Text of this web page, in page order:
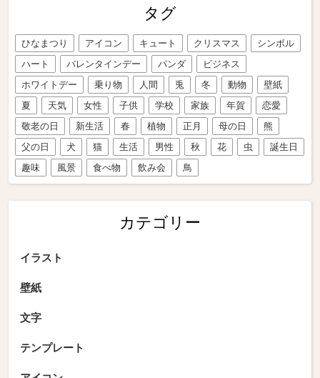
タグ
ひなまつり アイコン キュート クリスマス
シンボル
ハート
バレンタインデー パンダ
ビジネス
ホワイトデー
乗り物 人間 兎 冬 動物
壁紙
夏
天気 女性 子供 学校 家族 年賀
恋愛
敬老の日
新生活 春 植物 正月 母の日
熊
父の日
犬 猫 生活 男性 秋 花 虫
誕生日
趣味
風景 食べ物 飲み会 鳥
カテゴリー
イラスト
壁紙
文字
テンプレート